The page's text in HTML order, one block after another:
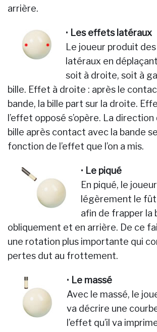
arrière.
• Les effets latéraux
Le joueur produit
latéraux en
soit à droite, soit à
bille. Effet à droite : après le
bande, la bille part sur la droite.
l’effet opposé s’opère. La
bille après contact avec la bande
fonction de l’effet que l’on a mis.
• Le piqué
En piqué, le
légèrement le fût
afin de frapper la
obliquement et en arrière. De ce
une rotation plus importante qui
pertes dut au frottement.
• Le massé
Avec le massé, le
va décrire une
l’effet qu’il va